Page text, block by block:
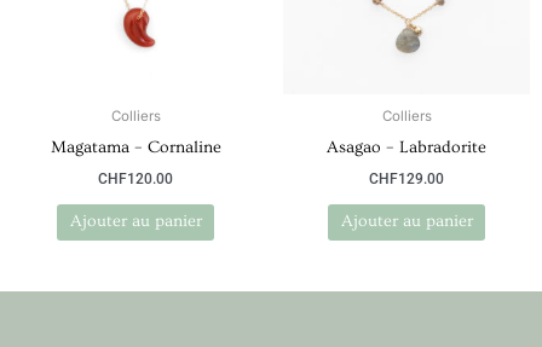
Colliers
Magatama – Cornaline
CHF120.00
Ajouter au panier
Colliers
Asagao – Labradorite
CHF129.00
Ajouter au panier